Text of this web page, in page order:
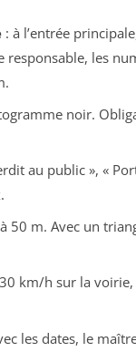
: à l’entrée
responsable, les
noir.
au public », «
50 m. Avec un
km/h sur la
les dates, le